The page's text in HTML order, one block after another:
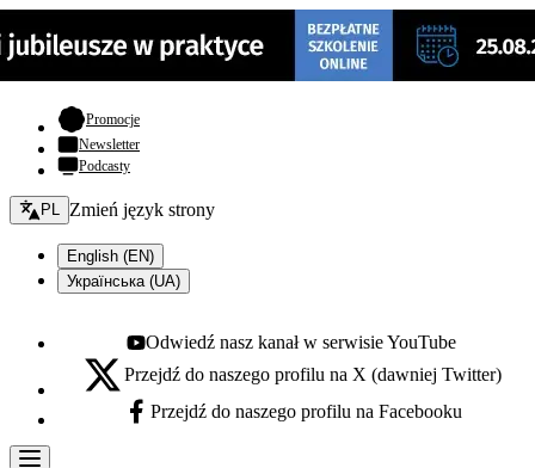
Promocje- otwiera się w nowej karcie
Newsletter
Podcasty
Zmień język - bieżący:
PL Zmień język strony
English (EN)
Українська (UA)
Youtube - otwiera się w nowej karcie
Odwiedź nasz kanał w serwisie YouTube
X - otwiera się w nowej karcie
Przejdź do naszego profilu na X (dawniej Twitter)
Facebook - otwiera się w nowej karcie
Przejdź do naszego profilu na Facebooku